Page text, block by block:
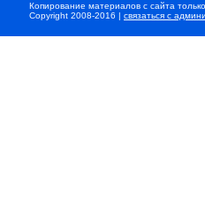
Копирование материалов с сайта
Copyright 2008-2016 | связаться с